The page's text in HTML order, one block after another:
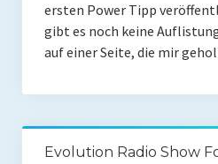
Getränke und Smoothies
ersten Power Tipp
gibt es noch keine
auf einer Seite, die mir
Evolution Radio Show